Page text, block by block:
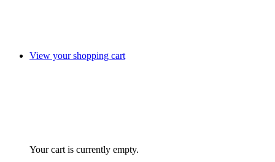
View your shopping cart
Your cart is currently empty.